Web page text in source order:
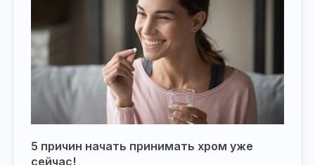
5 причин начать принимать хром уже
сейчас!